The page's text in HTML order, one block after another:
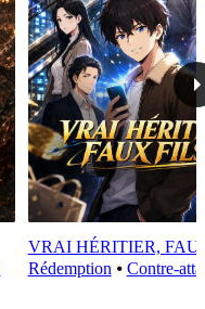
VRAI HÉRITIER,
Rédemption ⦁ Contre-